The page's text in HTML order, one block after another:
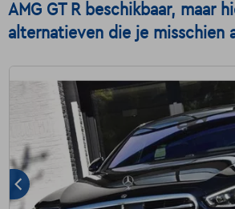
AMG GT R beschikbaar, maar
alternatieven die je misschien